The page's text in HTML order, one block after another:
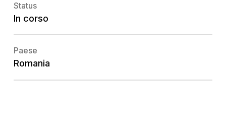
Status
In corso
Paese
Romania